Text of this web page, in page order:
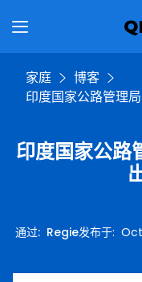
家庭
博客
印度国家公路管理
印度国家公路
通过: Regie发布于: